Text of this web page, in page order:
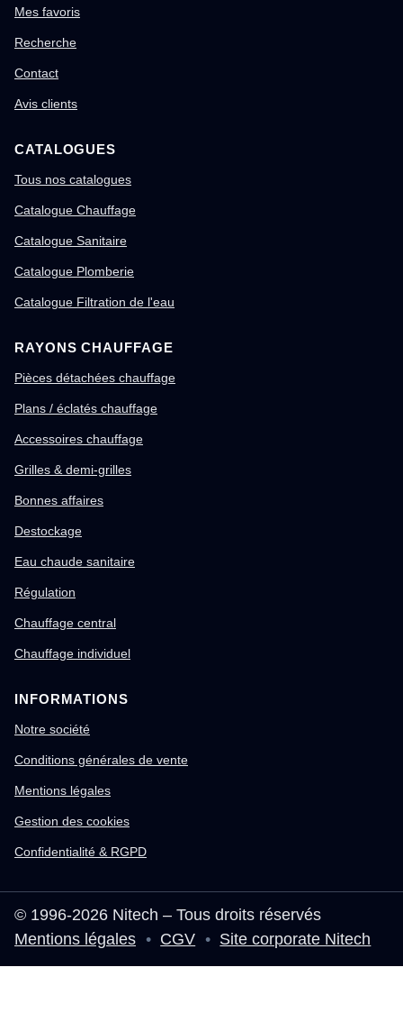
Mes favoris
Recherche
Contact
Avis clients
CATALOGUES
Tous nos catalogues
Catalogue Chauffage
Catalogue Sanitaire
Catalogue Plomberie
Catalogue Filtration de l'eau
RAYONS CHAUFFAGE
Pièces détachées chauffage
Plans / éclatés chauffage
Accessoires chauffage
Grilles & demi-grilles
Bonnes affaires
Destockage
Eau chaude sanitaire
Régulation
Chauffage central
Chauffage individuel
INFORMATIONS
Notre société
Conditions générales de vente
Mentions légales
Gestion des cookies
Confidentialité & RGPD
© 1996-2026 Nitech – Tous droits réservés
Mentions légales • CGV • Site corporate Nitech